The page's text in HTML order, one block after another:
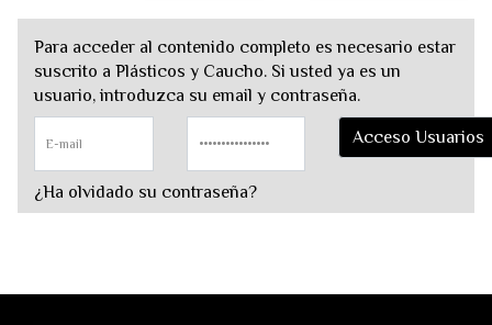
Para acceder al contenido completo es necesario estar
suscrito a Plásticos y Caucho. Si usted ya es un
usuario, introduzca su email y contraseña.
¿Ha olvidado su contraseña?